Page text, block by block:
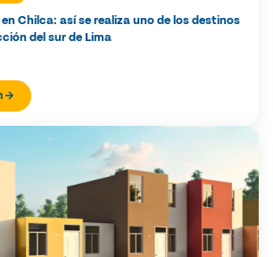
Chilca: así se realiza uno de los destinos
del sur de Lima